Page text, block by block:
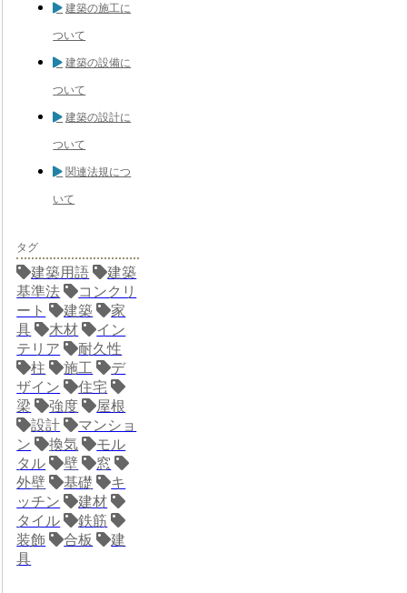
建築の施工に
ついて
建築の設備に
ついて
建築の設計に
ついて
関連法規につ
いて
タグ
建築用語
建築
基準法
コンクリ
ート
建築
家
具
木材
イン
テリア
耐久性
柱
施工
デ
ザイン
住宅
梁
強度
屋根
設計
マンショ
ン
換気
モル
タル
壁
窓
外壁
基礎
キ
ッチン
建材
タイル
鉄筋
装飾
合板
建
具